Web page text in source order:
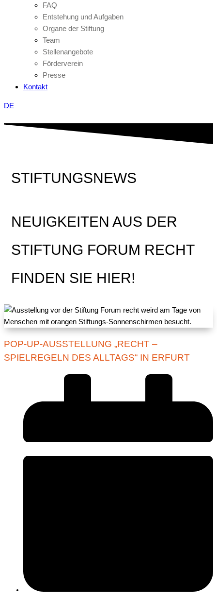
FAQ
Entstehung und Aufgaben
Organe der Stiftung
Team
Stellenangebote
Förderverein
Presse
Kontakt
DE
STIFTUNGSNEWS
NEUIGKEITEN AUS DER
STIFTUNG FORUM RECHT
FINDEN SIE HIER!
POP-UP-AUSSTELLUNG „RECHT –
SPIELREGELN DES ALLTAGS“ IN ERFURT